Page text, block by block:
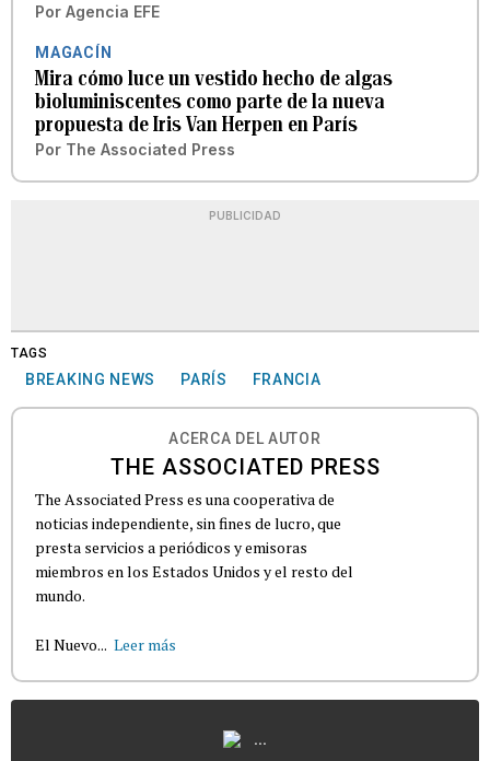
Por Agencia EFE
MAGACÍN
Mira cómo luce un vestido hecho de algas
bioluminiscentes como parte de la nueva
propuesta de Iris Van Herpen en París
Por The Associated Press
PUBLICIDAD
TAGS
BREAKING NEWS PARÍS FRANCIA
ACERCA DEL AUTOR
THE ASSOCIATED PRESS
The Associated Press es una cooperativa de
noticias independiente, sin fines de lucro, que
presta servicios a periódicos y emisoras
miembros en los Estados Unidos y el resto del
mundo.
El Nuevo... Leer más
...